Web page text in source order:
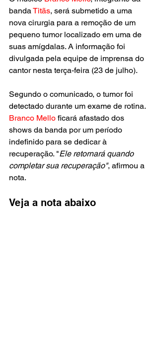
banda Titãs, será submetido a uma
nova cirurgia para a remoção de um
pequeno tumor localizado em uma de
suas amígdalas. A informação foi
divulgada pela equipe de imprensa do
cantor nesta terça-feira (23 de julho).
Segundo o comunicado, o tumor foi
detectado durante um exame de rotina.
Branco Mello ficará afastado dos
shows da banda por um período
indefinido para se dedicar à
recuperação. "Ele retornará quando
completar sua recuperação", afirmou a
nota.
Veja a nota abaixo